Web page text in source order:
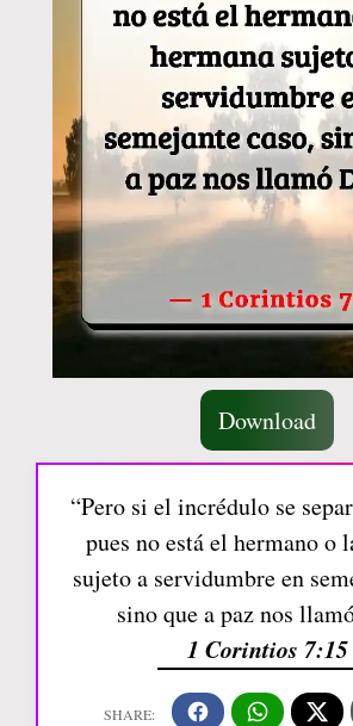
Download
“Pero si el incrédulo se
pues no está el hermano o
sujeto a servidumbre en
sino que a paz nos
1 Corintios 7:15